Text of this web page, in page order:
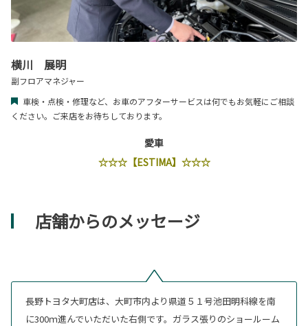
横川 展明
副フロアマネジャー
車検・点検・修理など、お車のアフターサービスは何でもお気軽にご相談
ください。ご来店をお待ちしております。
愛車
☆☆☆【ESTIMA】☆☆☆
店舗からのメッセージ
長野トヨタ大町店は、大町市内より県道５１号池田明科線を南
に300ｍ進んでいただいた右側です。ガラス張りのショールーム